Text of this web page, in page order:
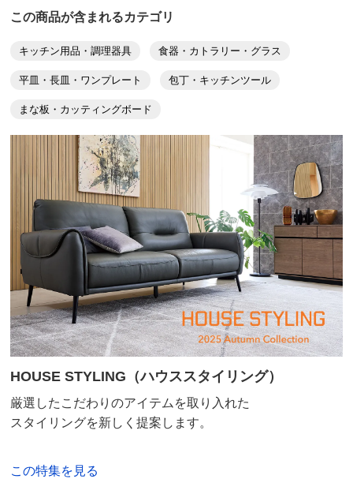
ブラックと迷いグレーにしましたが、色柄はイメージ通
樹脂製なので安っぽくなることを懸念しましたが、単色
かったです。
イナス１です。
ただ、刃物に耐える素材となると、やはりこのくらいの
お値段は仕方ないのかも。
経年で包丁などのキズが目立たないことを願います。
2023/02/18
ブラック
岡山県
コースターのようだった
2023/02/07
この商品が含まれるカテゴリ
キッチン用品・調理器具 食器・カトラリー・グラス
平皿・長皿・ワンプレート 包丁・キッチンツール
まな板・カッティングボード
HOUSE STYLING（ハウススタイリング）
厳選したこだわりのアイテムを取り入れた
スタイリングを新しく提案します。
この特集を見る